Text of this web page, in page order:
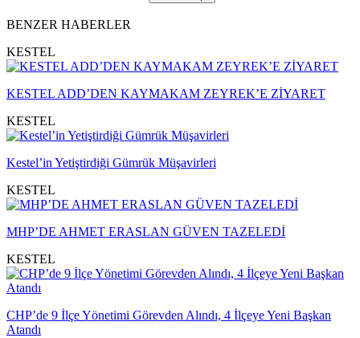
BENZER HABERLER
KESTEL
KESTEL ADD’DEN KAYMAKAM ZEYREK’E ZİYARET
KESTEL
Kestel’in Yetiştirdiği Gümrük Müşavirleri
KESTEL
MHP’DE AHMET ERASLAN GÜVEN TAZELEDİ
KESTEL
CHP’de 9 İlçe Yönetimi Görevden Alındı, 4 İlçeye Yeni Başkan
Atandı